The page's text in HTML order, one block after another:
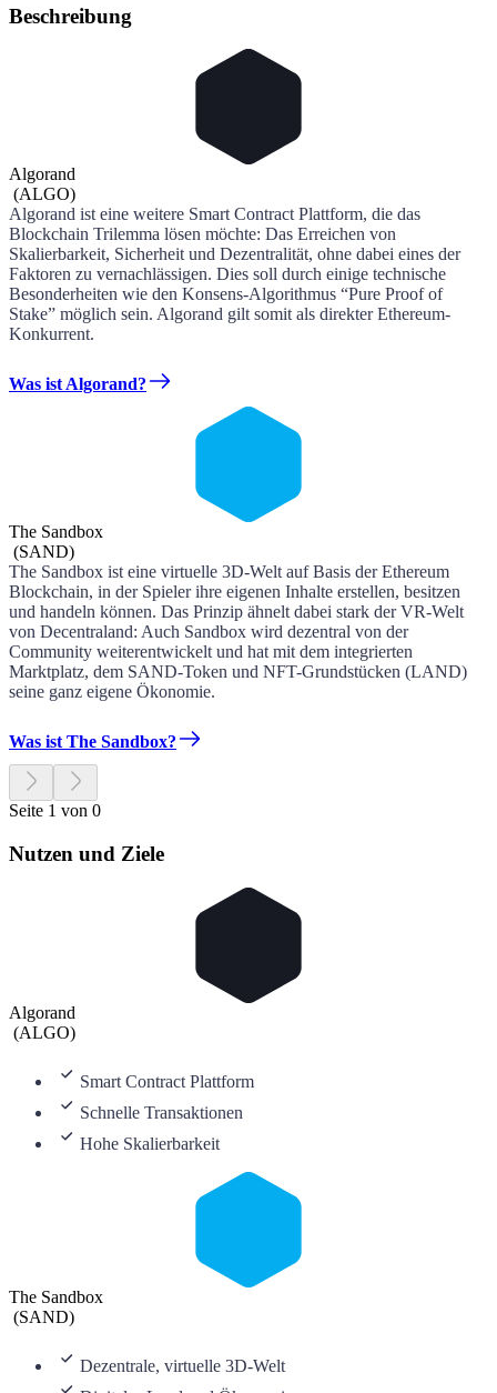
Beschreibung
Algorand
(ALGO)
Algorand ist eine weitere Smart Contract Plattform, die das
Blockchain Trilemma lösen möchte: Das Erreichen von
Skalierbarkeit, Sicherheit und Dezentralität, ohne dabei eines der
Faktoren zu vernachlässigen. Dies soll durch einige technische
Besonderheiten wie den Konsens-Algorithmus “Pure Proof of
Stake” möglich sein. Algorand gilt somit als direkter Ethereum-
Konkurrent.
Was ist Algorand?
The Sandbox
(SAND)
The Sandbox ist eine virtuelle 3D-Welt auf Basis der Ethereum
Blockchain, in der Spieler ihre eigenen Inhalte erstellen, besitzen
und handeln können. Das Prinzip ähnelt dabei stark der VR-Welt
von Decentraland: Auch Sandbox wird dezentral von der
Community weiterentwickelt und hat mit dem integrierten
Marktplatz, dem SAND-Token und NFT-Grundstücken (LAND)
seine ganz eigene Ökonomie.
Was ist The Sandbox?
Seite 1 von 0
Nutzen und Ziele
Algorand
(ALGO)
Smart Contract Plattform
Schnelle Transaktionen
Hohe Skalierbarkeit
The Sandbox
(SAND)
Dezentrale, virtuelle 3D-Welt